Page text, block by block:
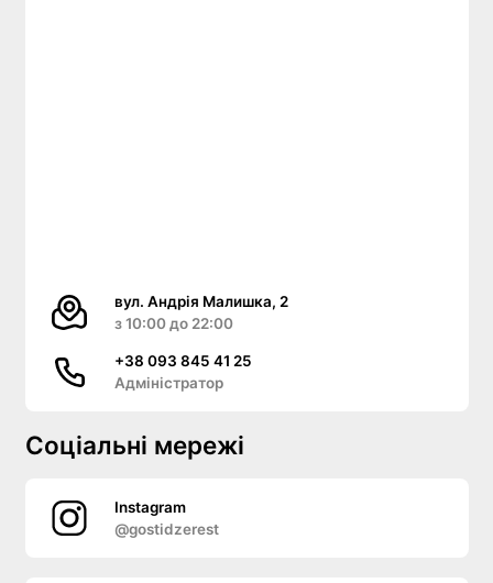
вул. Андрія Малишка, 2
з 10:00 до 22:00
+38 093 845 41 25
Адміністратор
Соціальні мережі
Instagram
@gostidzerest